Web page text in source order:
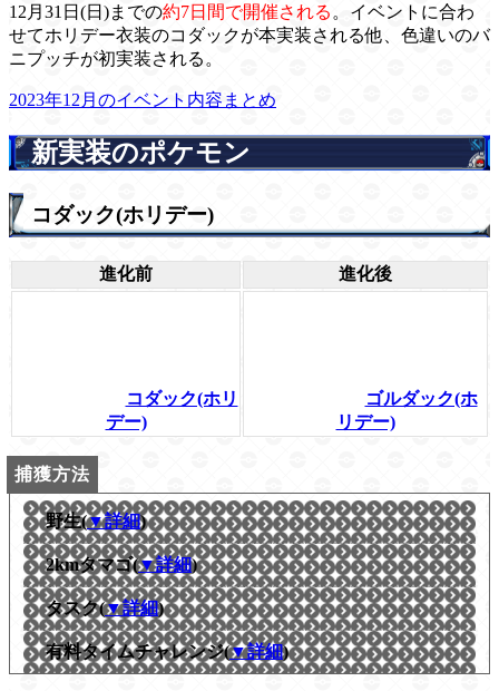
12月31日(日)までの約7日間で開催される 。イベントに合わ
せてホリデー衣装のコダックが本実装される他、色違いのバ
ニプッチが初実装される。
2023年12月のイベント内容まとめ
新実装のポケモン
コダック(ホリデー)
進化前 進化後
コダック(ホリ
デー)
ゴルダック(ホ
リデー)
野生(▼詳細)
2kmタマゴ(▼詳細)
タスク(▼詳細)
有料タイムチャレンジ(▼詳細)